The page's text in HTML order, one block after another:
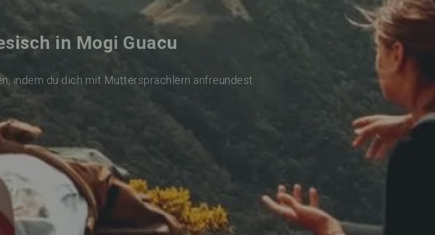
in Mogi Guacu
indem du dich mit Muttersprachlern anfreundest